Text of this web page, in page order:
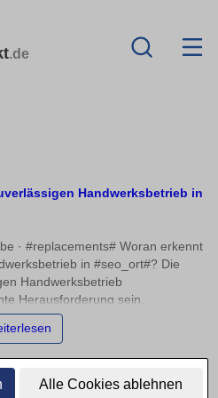
Alle Cookies ablehnen
.de
Handwerksbetrieb in
· #replacements# Woran erkennt
in #seo_ort#? Die
Handwerksbetrieb
Herausforderung sein,
und Sanierungsbetriebe.
und faire Preise sucht, ist es
sollten, um die Qualifikationen, die
eines Betriebs richtig